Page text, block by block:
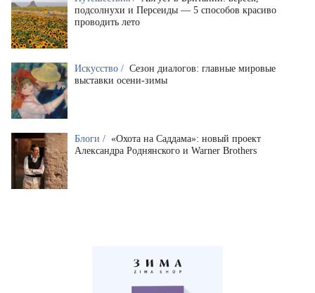
подсолнухи и Персеиды — 5 способов красиво
проводить лето
Искусство / Сезон диалогов: главные мировые
выставки осени-зимы
Блоги / «Охота на Саддама»: новый проект
Александра Роднянского и Warner Brothers